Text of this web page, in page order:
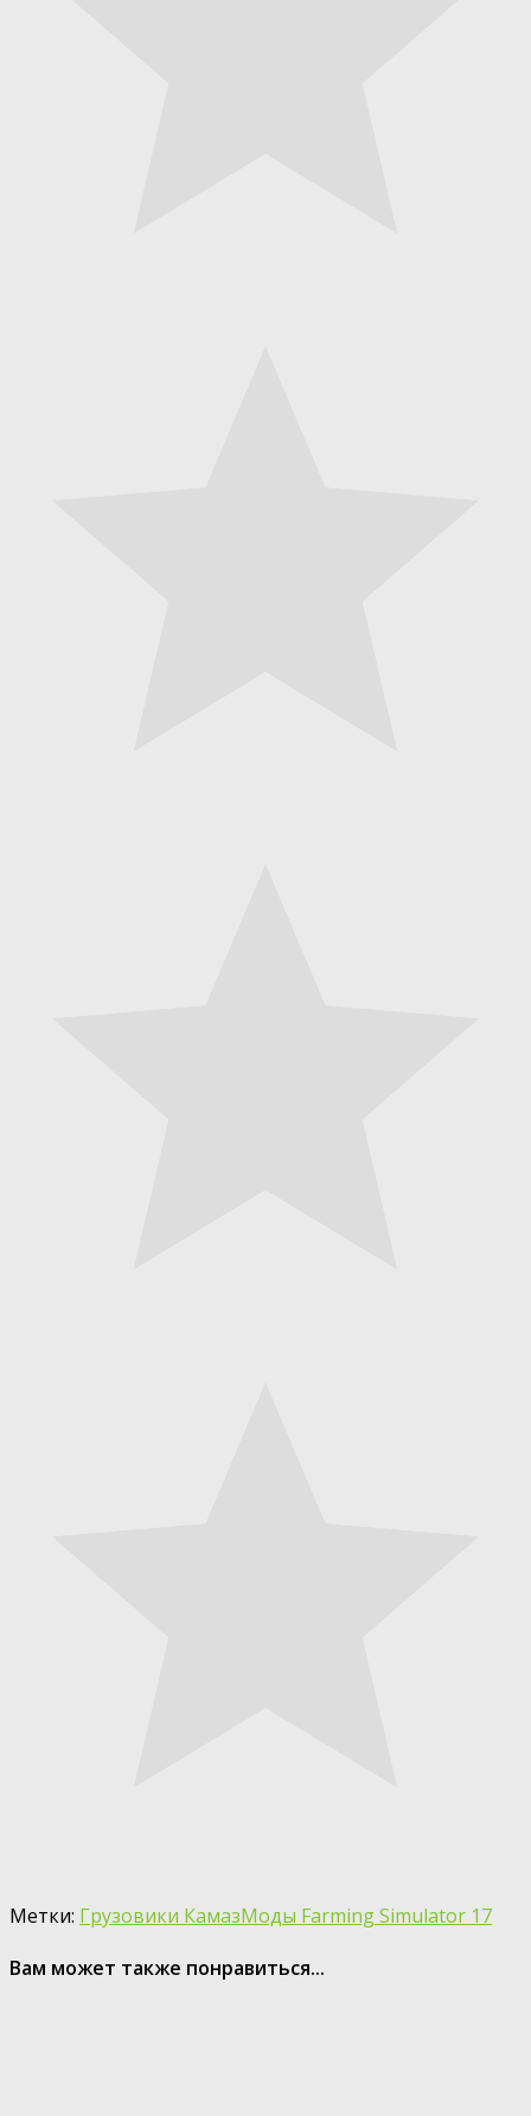
Метки: Грузовики КамазМоды Farming Simulator 17
Вам может также понравиться...